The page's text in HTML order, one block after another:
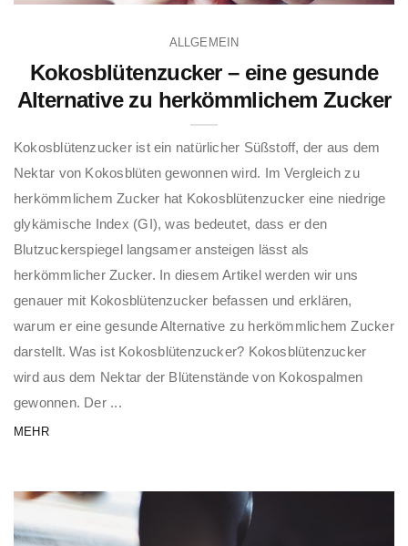
ALLGEMEIN
Kokosblütenzucker – eine gesunde
Alternative zu herkömmlichem Zucker
Kokosblütenzucker ist ein natürlicher Süßstoff, der aus dem
Nektar von Kokosblüten gewonnen wird. Im Vergleich zu
herkömmlichem Zucker hat Kokosblütenzucker eine niedrige
glykämische Index (GI), was bedeutet, dass er den
Blutzuckerspiegel langsamer ansteigen lässt als
herkömmlicher Zucker. In diesem Artikel werden wir uns
genauer mit Kokosblütenzucker befassen und erklären,
warum er eine gesunde Alternative zu herkömmlichem Zucker
darstellt. Was ist Kokosblütenzucker? Kokosblütenzucker
wird aus dem Nektar der Blütenstände von Kokospalmen
gewonnen. Der ...
MEHR